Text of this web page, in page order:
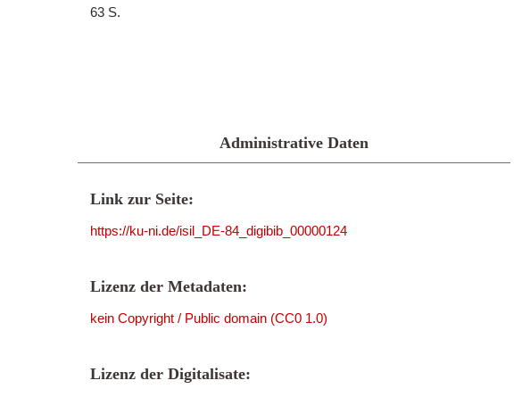
63 S.
Administrative Daten
Link zur Seite:
https://ku-ni.de/isil_DE-84_digibib_00000124
Lizenz der Metadaten:
kein Copyright / Public domain (CC0 1.0)
Lizenz der Digitalisate: